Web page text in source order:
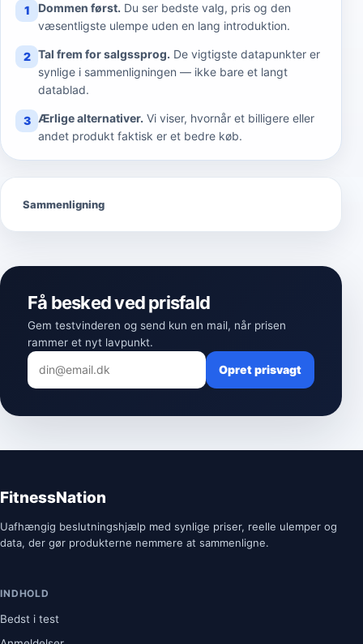
1 Dommen først. Du ser bedste valg, pris og den
væsentligste ulempe uden en lang introduktion.
2 Tal frem for salgssprog. De vigtigste datapunkter er
synlige i sammenligningen — ikke bare et langt
datablad.
3 Ærlige alternativer. Vi viser, hvornår et billigere eller
andet produkt faktisk er et bedre køb.
Sammenligning
Få besked ved prisfald
Gem testvinderen og send kun en mail, når prisen
rammer et nyt lavpunkt.
Opret prisvagt
FitnessNation
Uafhængig beslutningshjælp med synlige priser, reelle ulemper og
data, der gør produkterne nemmere at sammenligne.
INDHOLD
Bedst i test